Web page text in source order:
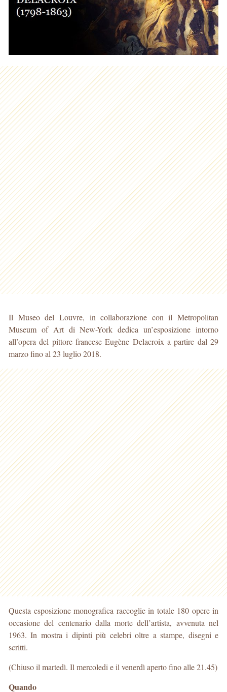
Il Museo del Louvre, in collaborazione con il Metropolitan
Museum of Art di New-York dedica un’esposizione intorno
all’opera del pittore francese Eugène Delacroix a partire dal 29
marzo fino al 23 luglio 2018.
Questa esposizione monografica raccoglie in totale 180 opere in
occasione del centenario dalla morte dell’artista, avvenuta nel
1963. In mostra i dipinti più celebri oltre a stampe, disegni e
scritti.
(Chiuso il martedì. Il mercoledi e il venerdì aperto fino alle 21.45)
Quando